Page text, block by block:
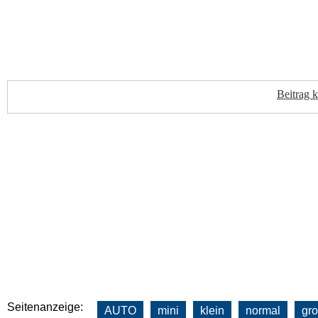
Beitrag
Seitenanzeige: AUTO mini klein normal